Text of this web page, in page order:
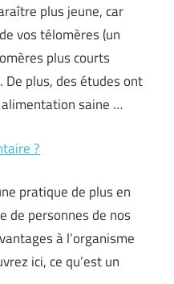
plus jeune, car
vos télomères (un
plus courts
plus, des études ont
saine …
?
pratique de plus en
de personnes de nos
à l’organisme
ici, ce qu’est un